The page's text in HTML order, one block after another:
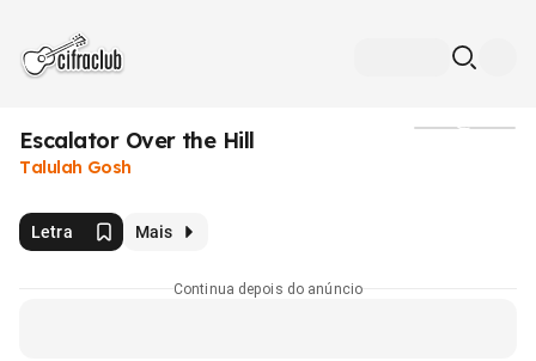
Escalator Over the Hill
Talulah Gosh
Letra Mais
Continua depois do anúncio